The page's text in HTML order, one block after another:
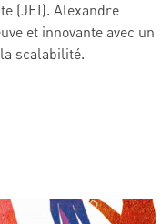
(JEI). Alexandre
et innovante avec un
scalabilité.